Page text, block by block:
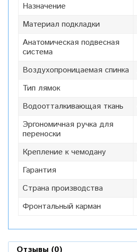
Назначение
Материал подкладки
Анатомическая подвесная
система
Воздухопроницаемая спинка
Тип лямок
Водоотталкивающая ткань
Эргономичная ручка для
переноски
Крепление к чемодану
Гарантия
Страна производства
Фронтальный карман